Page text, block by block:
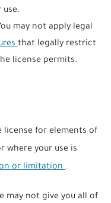
use.
may not apply legal
that legally restrict
license permits.
license for elements of
where your use is
or limitation.
may not give you all of